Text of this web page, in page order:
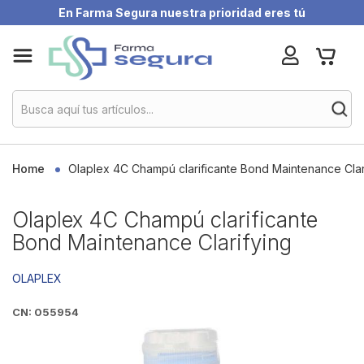
En Farma Segura nuestra prioridad eres tú
to
Content
My
Home Olaplex 4C Champú clarificante Bond Maintenance
Olaplex 4C Champú clarificante
Bond Maintenance Clarifying
OLAPLEX
CN: 055954